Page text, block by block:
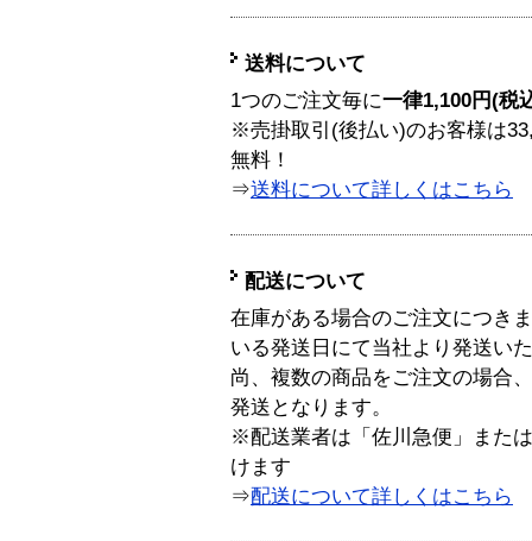
送料について
1つのご注文毎に一律1,100円(税
※売掛取引(後払い)のお客様は
無料！
⇒送料について詳しくはこちら
配送について
在庫がある場合のご注文につき
いる発送日にて当社より発送い
尚、複数の商品をご注文の場合
発送となります。
※配送業者は「佐川急便」また
けます
⇒配送について詳しくはこちら